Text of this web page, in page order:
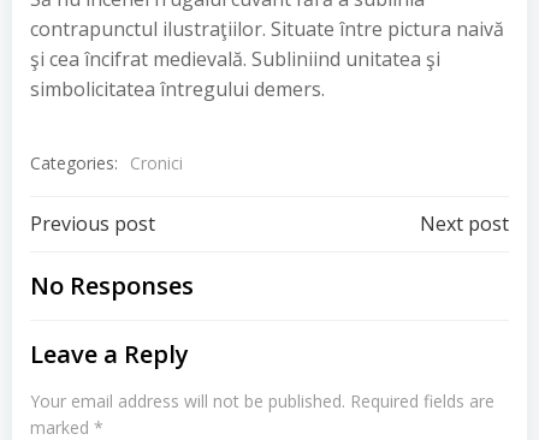
contrapunctul ilustraţiilor. Situate între pictura naivă
şi cea încifrat medievală. Subliniind unitatea şi
simbolicitatea întregului demers.
Categories: Cronici
Post
navigation
Previous post Next post
No Responses
Leave a Reply
Your email address will not be published. Required fields are
marked *